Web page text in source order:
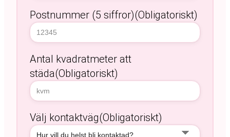
Postnummer (5 siffror)(Obligatoriskt)
Antal kvadratmeter att
städa(Obligatoriskt)
Välj kontaktväg(Obligatoriskt)